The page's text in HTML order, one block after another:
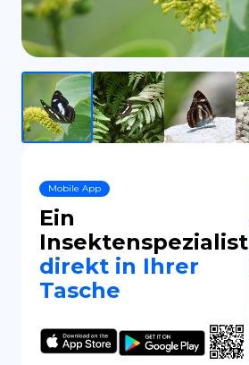
Mobile App
Ein
Insektenspezialist
direkt in Ihrer
Tasche